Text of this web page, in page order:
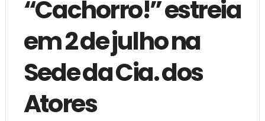
“Cachorro!” estreia
em 2 de julho na
Sede da Cia. dos
Atores